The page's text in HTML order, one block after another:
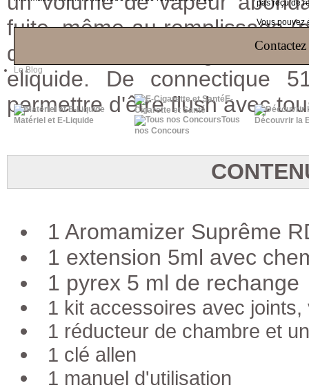
pas reçu de
Vous pouvez
Le Blog
Matériel et E-Liquide
E-
Cigarette et Santé
Tous
nos Concours
Découvrir la
fuite, même au remplissage
doté d'un aiflow réglable et
eliquide. De connectique
permettre d'être flush avec
1 Aromamizer Suprême
1 extension 5ml avec
1 pyrex 5 ml de rechange
1 kit accessoires avec joints,
1 réducteur de chambre et
1 clé allen
1 manuel d'utilisation